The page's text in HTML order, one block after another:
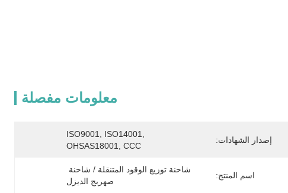
معلومات مفصلة
إصدار الشهادات:
ISO9001, ISO14001,
OHSAS18001, CCC
اسم المنتج:
صهريج الديزل